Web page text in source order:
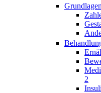
Grundlagen
2